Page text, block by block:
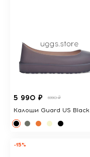
5 990 ₽ 6990 ₽
Калоши Guard US Black
-15%